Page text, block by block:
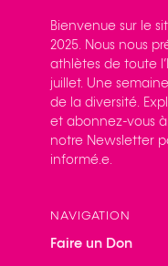
Bienvenue sur le
2025. Nous nous
athlètes de toute
juillet. Une
de la diversité.
et abonnez-vous
notre Newsletter
informé.e.
NAVIGATION
Faire un Don